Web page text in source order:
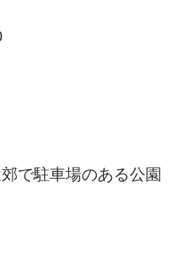
で駐車場のある公園